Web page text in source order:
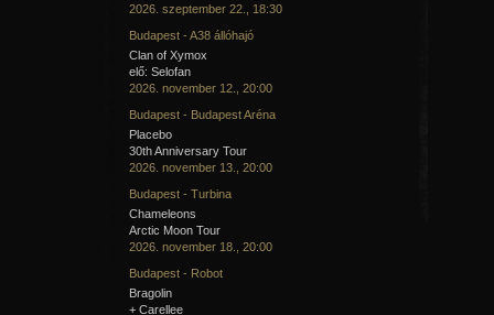
2026. szeptember 22., 18:30
Budapest - A38 állóhajó
Clan of Xymox
elő: Selofan
2026. november 12., 20:00
Budapest - Budapest Aréna
Placebo
30th Anniversary Tour
2026. november 13., 20:00
Budapest - Turbina
Chameleons
Arctic Moon Tour
2026. november 18., 20:00
Budapest - Robot
Bragolin
+ Carellee